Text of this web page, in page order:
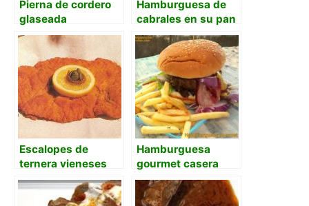
Pierna de cordero
glaseada
Hamburguesa de
cabrales en su pan
de nueces
Escalopes de
ternera vieneses
Hamburguesa
gourmet casera